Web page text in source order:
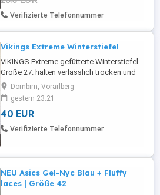
Verifizierte Telefonnummer
Vikings Extreme Winterstiefel
VIKINGS Extreme gefütterte Winterstiefel -
Größe 27. halten verlässlich trocken und
warm In Dornbirn zu verkaufen
Privatverkauf, daher keine Garantie oder
Rücknahme.
Dornbirn, Vorarlberg
gestern 23:21
40 EUR
Verifizierte Telefonnummer
NEU Asics Gel-Nyc Blau + Fluffy
laces | Größe 42